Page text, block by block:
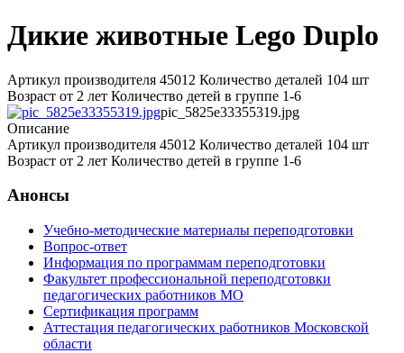
Дикие животные Lego Duplo
Артикул производителя 45012 Количество деталей 104 шт
Возраст от 2 лет Количество детей в группе 1-6
pic_5825e33355319.jpg
Описание
Артикул производителя 45012 Количество деталей 104 шт
Возраст от 2 лет Количество детей в группе 1-6
Анонсы
Учебно-методические материалы переподготовки
Вопрос-ответ
Информация по программам переподготовки
Факультет профессиональной переподготовки
педагогических работников МО
Сертификация программ
Аттестация педагогических работников Московской
области